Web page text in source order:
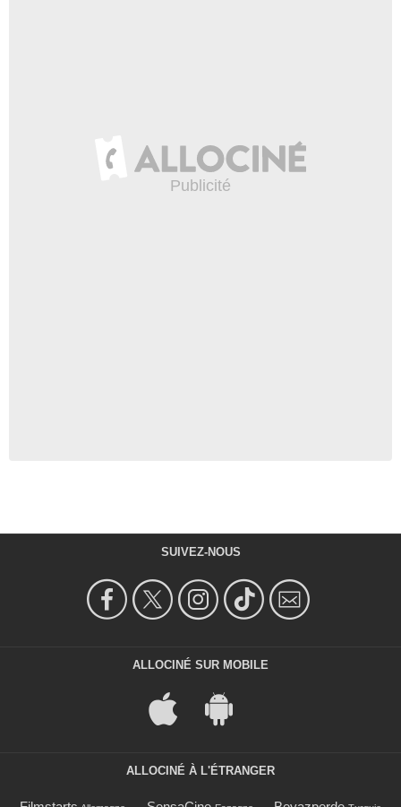
SUIVEZ-NOUS
ALLOCINÉ SUR MOBILE
ALLOCINÉ À L'ÉTRANGER